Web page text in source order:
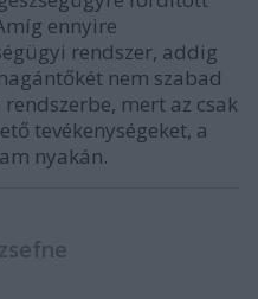
ennyire
rendszer, addig
nem szabad
mert az csak
tevékenységeket, a
nyakán.